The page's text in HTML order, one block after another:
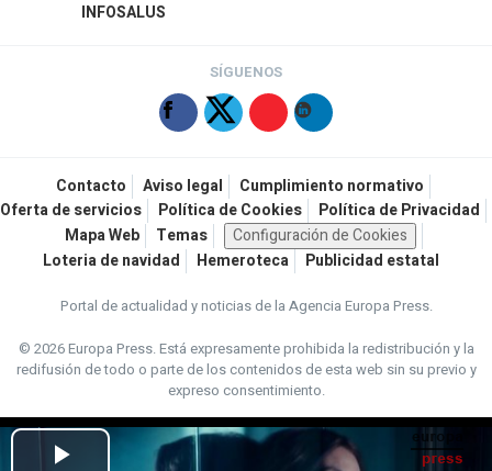
INFOSALUS
SÍGUENOS
Contacto Aviso legal
Cumplimiento normativo
Oferta de servicios
Política de Cookies
Política de Privacidad
Mapa Web
Temas
Configuración de Cookies
Loteria de navidad
Hemeroteca Publicidad estatal
Portal de actualidad y noticias de la Agencia Europa Press.
© 2026 Europa Press.Está expresamente prohibida la redistribución y la
redifusión de todo o parte de los contenidos de esta web sin su previo y
expreso consentimiento.